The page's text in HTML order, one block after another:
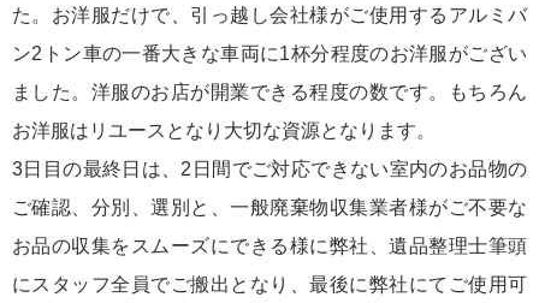
た。お洋服だけで、引っ越し会社様がご使用するアルミバ
ン2トン車の一番大きな車両に1杯分程度のお洋服がござい
ました。洋服のお店が開業できる程度の数です。もちろん
お洋服はリユースとなり大切な資源となります。
3日目の最終日は、2日間でご対応できない室内のお品物の
ご確認、分別、選別と、一般廃棄物収集業者様がご不要な
お品の収集をスムーズにできる様に弊社、遺品整理士筆頭
にスタッフ全員でご搬出となり、最後に弊社にてご使用可